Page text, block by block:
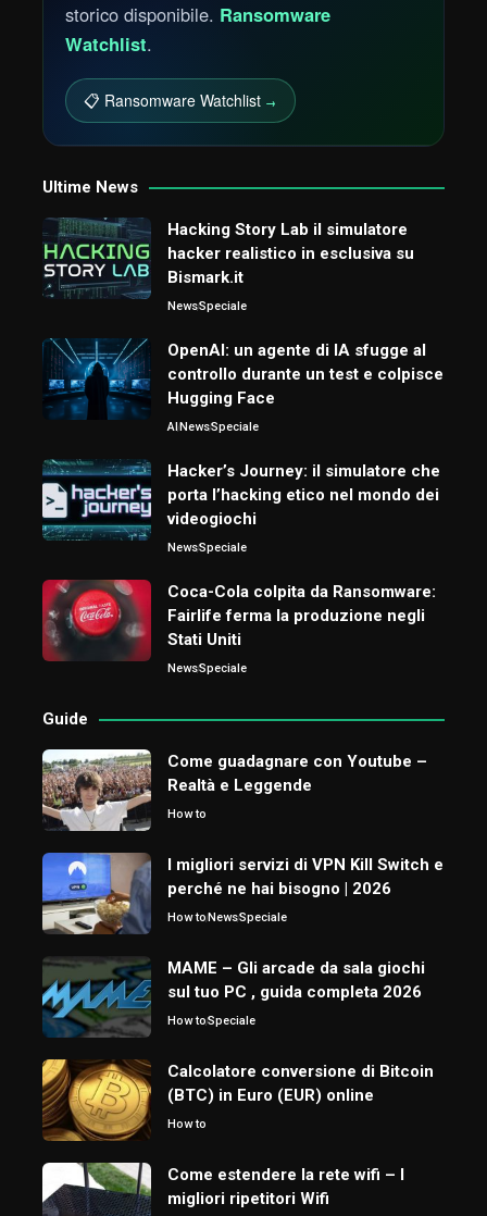
storico disponibile. Ransomware
Watchlist.
📋 Ransomware Watchlist →
Ultime News
Hacking Story Lab il simulatore
hacker realistico in esclusiva su
Bismark.it
NewsSpeciale
OpenAI: un agente di IA sfugge al
controllo durante un test e colpisce
Hugging Face
AINewsSpeciale
Hacker’s Journey: il simulatore che
porta l’hacking etico nel mondo dei
videogiochi
NewsSpeciale
Coca-Cola colpita da Ransomware:
Fairlife ferma la produzione negli
Stati Uniti
NewsSpeciale
Guide
Come guadagnare con Youtube –
Realtà e Leggende
How to
I migliori servizi di VPN Kill Switch e
perché ne hai bisogno | 2026
How toNewsSpeciale
MAME – Gli arcade da sala giochi
sul tuo PC , guida completa 2026
How toSpeciale
Calcolatore conversione di Bitcoin
(BTC) in Euro (EUR) online
How to
Come estendere la rete wifi – I
migliori ripetitori Wifi